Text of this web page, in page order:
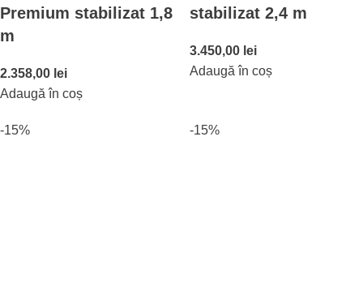
Premium stabilizat 1,8
m
2.358,00 lei
Adaugă în coș
stabilizat 2,4 m
3.450,00 lei
Adaugă în coș
-15% -15%